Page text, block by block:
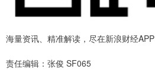
海量资讯、精准解读，尽在新浪财经APP
责任编辑：张俊 SF065